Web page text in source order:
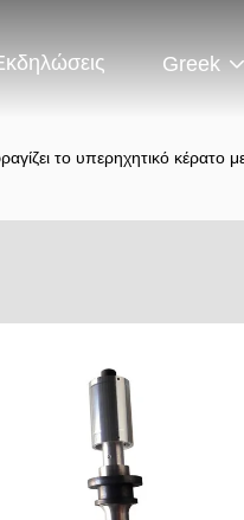
Greek
το υπερηχητικό κέρατο